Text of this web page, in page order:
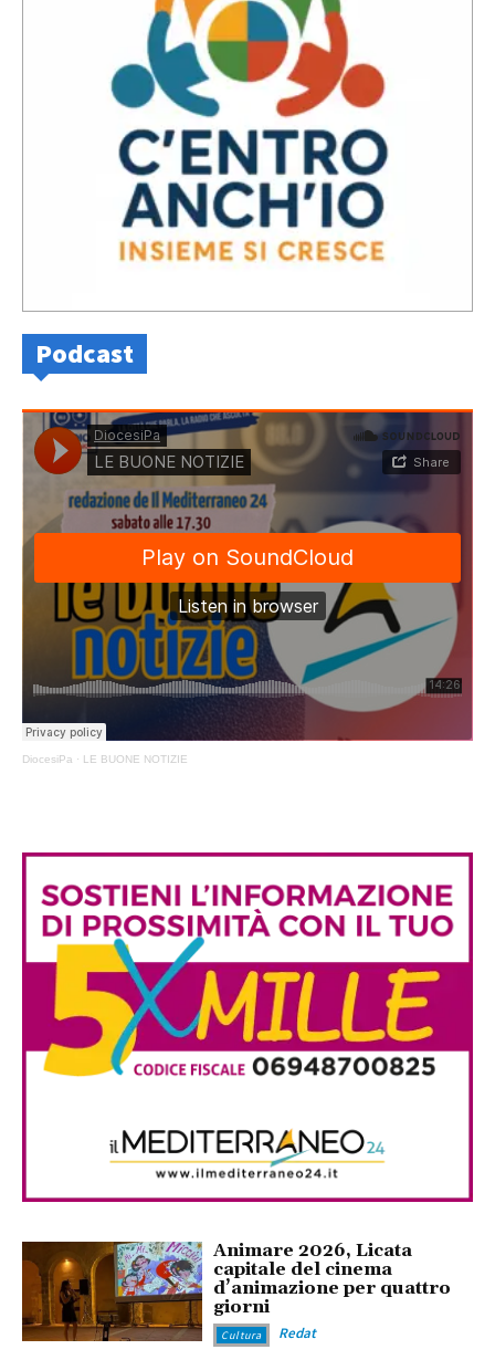
Podcast
DiocesiPa · LE BUONE NOTIZIE
Animare 2026, Licata
capitale del cinema
d’animazione per quattro
giorni
Cultura Redat